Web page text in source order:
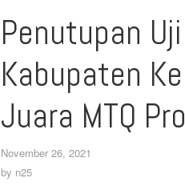
Peserta
LPTQ
Kepulauan
Tanimbar
Penutupan
Kabupaten
Juara MTQ
November 26, 2021
by n25